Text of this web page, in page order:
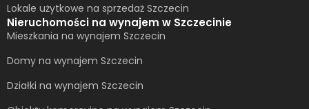
Lokale użytkowe na sprzedaż Szczecin
Nieruchomości na wynajem w Szczecinie
Mieszkania na wynajem Szczecin
Domy na wynajem Szczecin
Działki na wynajem Szczecin